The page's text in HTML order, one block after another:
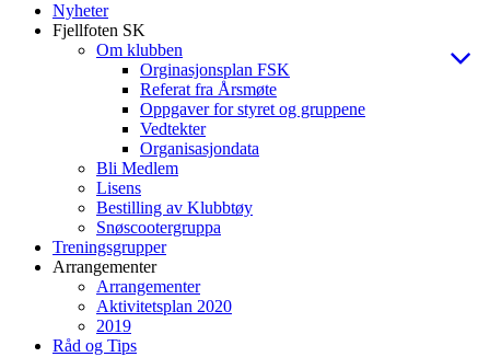
Nyheter
Fjellfoten SK
Om klubben
Orginasjonsplan FSK
Referat fra Årsmøte
Oppgaver for styret og gruppene
Vedtekter
Organisasjondata
Bli Medlem
Lisens
Bestilling av Klubbtøy
Snøscootergruppa
Treningsgrupper
Arrangementer
Arrangementer
Aktivitetsplan 2020
2019
Råd og Tips